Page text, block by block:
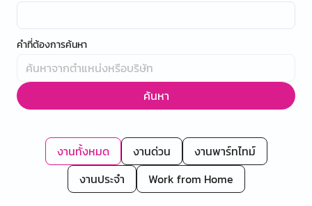
คำที่ต้องการค้นหา
ค้นหา
งานทั้งหมด งานด่วน
งานพาร์ทไทม์
งานประจำ
Work from Home